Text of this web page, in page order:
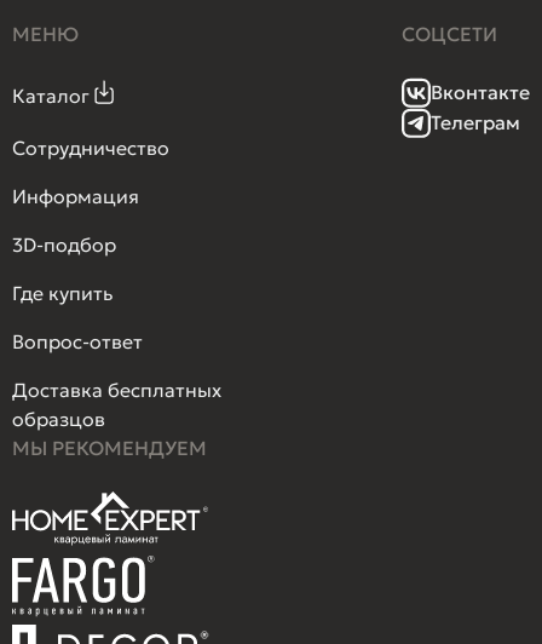
МЕНЮ
Каталог
Сотрудничество
Информация
3D-подбор
Где купить
Вопрос-ответ
Доставка бесплатных
образцов
СОЦСЕТИ
Вконтакте
Телеграм
МЫ РЕКОМЕНДУЕМ